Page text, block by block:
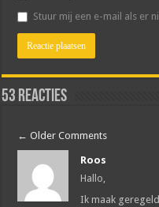
Stuur mij een e-mail als er
53 reacties
← Older Comments
Roos
Hallo,
Ik maak